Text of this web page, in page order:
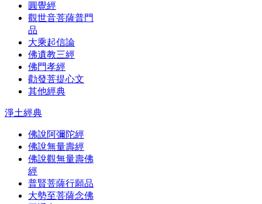
圓覺經
觀世音菩薩普門
品
大乘起信論
佛遺教三經
佛門孝經
勸發菩提心文
其他經典
淨土經典
佛說阿彌陀經
佛說無量壽經
佛說觀無量壽佛
經
普賢菩薩行願品
大勢至菩薩念佛